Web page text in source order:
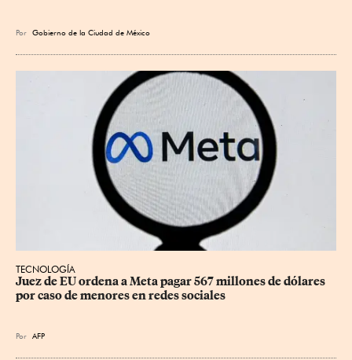
Por Gobierno de la Ciudad de México
TECNOLOGÍA
Juez de EU ordena a Meta pagar 567 millones de dólares
por caso de menores en redes sociales
Por AFP